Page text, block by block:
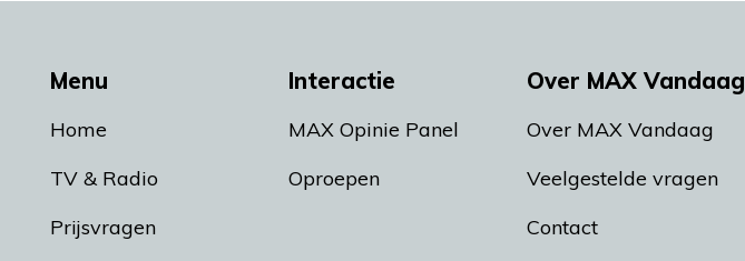
Menu
Home
TV & Radio
Prijsvragen
Interactie
MAX Opinie Panel
Oproepen
Over MAX Vandaag
Over MAX Vandaag
Veelgestelde vragen
Contact